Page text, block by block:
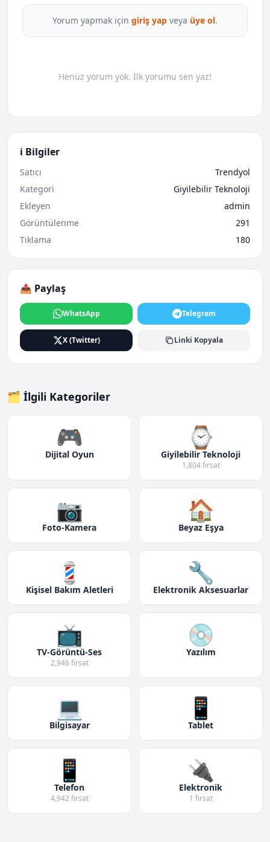
Yorum yapmak için giriş yap veya üye ol.
Henüz yorum yok. İlk yorumu sen yaz!
ℹ️ Bilgiler
Satıcı
Trendyol
Kategori
Giyilebilir Teknoloji
Ekleyen
admin
Görüntülenme
291
Tıklama
180
📤 Paylaş
WhatsApp Telegram
X (Twitter) Linki Kopyala
🗂️ İlgili Kategoriler
🎮
Dijital Oyun
⌚
Giyilebilir Teknoloji
1,804 fırsat
📷
Foto-Kamera
🏠
Beyaz Eşya
💈
Kişisel Bakım Aletleri
🔧
Elektronik Aksesuarlar
📺
TV-Görüntü-Ses
2,946 fırsat
💿
Yazılım
💻
Bilgisayar
📱
Tablet
📱
Telefon
4,942 fırsat
🔌
Elektronik
1 fırsat